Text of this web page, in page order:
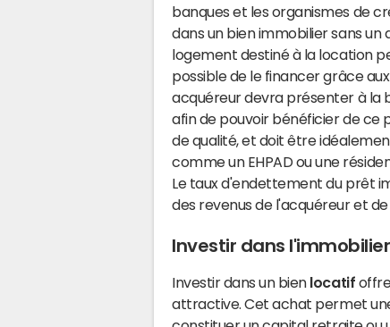
banques et les organismes de
dans un bien immobilier sans
logement destiné à la location
possible de le financer grâce
acquéreur devra présenter à la
afin de pouvoir bénéficier de ce
de qualité, et doit être
comme un EHPAD ou une
Le taux d'endettement du prêt
des revenus de l'acquéreur et de
Investir dans
Investir dans un bien locatif
attractive. Cet achat permet